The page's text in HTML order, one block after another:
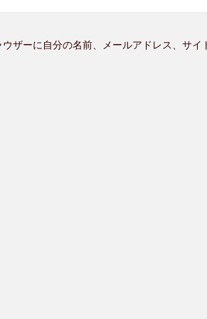
ザーに自分の名前、メールアドレス、サイ